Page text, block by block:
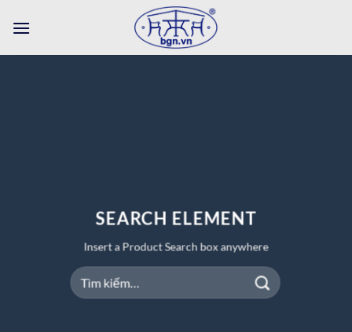
qua
SEARCH ELEMENT
Insert a Product Search box anywhere
Tìm
kiếm: